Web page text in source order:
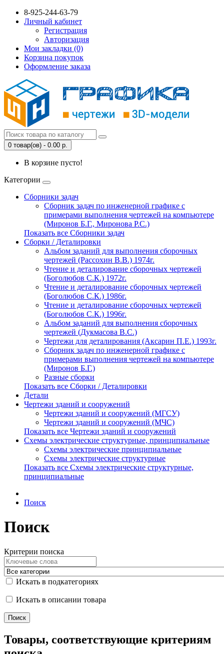
8-925-244-63-79
Личный кабинет
Регистрация
Авторизация
Мои закладки (0)
Корзина покупок
Оформление заказа
0 товар(ов) - 0.00 р.
В корзине пусто!
Категории
Сборники задач
Сборник задач по инженерной графике с
примерами выполнения чертежей на компьютере
(Миронов Б.Г., Миронова Р.С.)
Показать все Сборники задач
Сборки / Деталировки
Альбом заданий для выполнения сборочных
чертежей (Рассохин В.В.) 1974г.
Чтение и деталирование сборочных чертежей
(Боголюбов С.К.) 1972г.
Чтение и деталирование сборочных чертежей
(Боголюбов С.К.) 1986г.
Чтение и деталирование сборочных чертежей
(Боголюбов С.К.) 1996г.
Альбом заданий для выполнения сборочных
чертежей (Дукмасова В.С.)
Чертежи для деталирования (Аксарин П.Е.) 1993г.
Сборник задач по инженерной графике с
примерами выполнения чертежей на компьютере
(Миронов Б.Г.)
Разные сборки
Показать все Сборки / Деталировки
Детали
Чертежи зданий и сооружений
Чертежи зданий и сооружений (МГСУ)
Чертежи зданий и сооружений (МЧС)
Показать все Чертежи зданий и сооружений
Схемы электрические структурные, принципиальные
Схемы электрические принципиальные
Схемы электрические структурные
Показать все Схемы электрические структурные,
принципиальные
Поиск
Поиск
Критерии поиска
Искать в подкатегориях
Искать в описании товара
Товары, соответствующие критериям